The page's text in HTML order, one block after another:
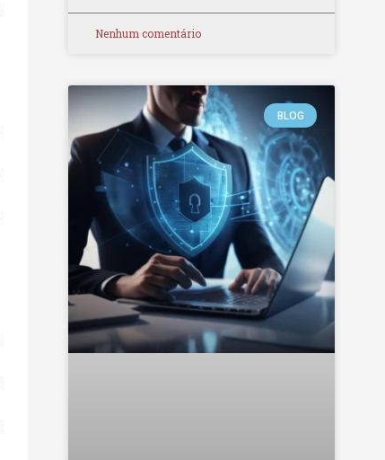
Nenhum comentário
BLOG